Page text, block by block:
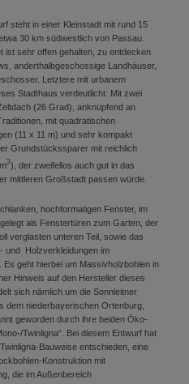
steht in einer Kleinstadt mit rund 15
30 km südwestlich von Passau.
ist sehr offen gehalten, zu entdecken
anderthalbgeschossige Landhäuser,
Letztere mit urbanem
Stadthaus verdeutlicht: Mit zwei
(26 Grad), anknüpfend an
mit quadratischen
(11 x 11 m) und sehr kompakt
Grundstückssparer mit reichlich
2), der zweifellos auch gut in das
mittleren Großstadt passen würde.
hochformatigen Fenster, im
als Fenstertüren zum Garten, der
verglasten unteren Teil, sowie das
und Holzverkleidungen im
Es geht hierbei um Massivholzbohlen in
Hinweis auf den Hersteller dieses
sich nämlich um die Sonnleitner
dem niederbayerischen Ortenburg,
geworden durch ihre beiden Öko-
Twinligna“. Bei diesem Entwurf hat
Bauweise entschieden, eine
Konstruktion mit
die im Außenbereich